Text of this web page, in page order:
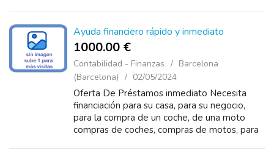
Ayuda financiero rápido y inmediato
1000.00 €
Contabilidad - Finanzas
Barcelona
(Barcelona)
02/05/2024
Oferta De Préstamos inmediato Necesita
financiación para su casa, para su negocio,
para la compra de un coche, de una moto
compras de coches, compras de motos, para